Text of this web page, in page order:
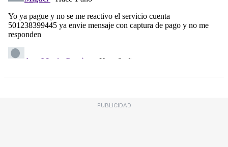
PUBLICIDAD